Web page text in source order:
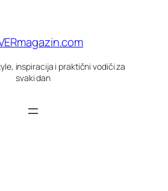
inspiracija i praktični vodiči za
svaki dan